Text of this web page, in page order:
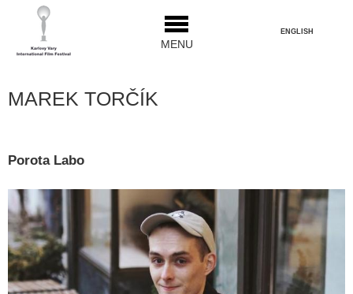
MENU
ENGLISH
MAREK TORČÍK
Porota Labo